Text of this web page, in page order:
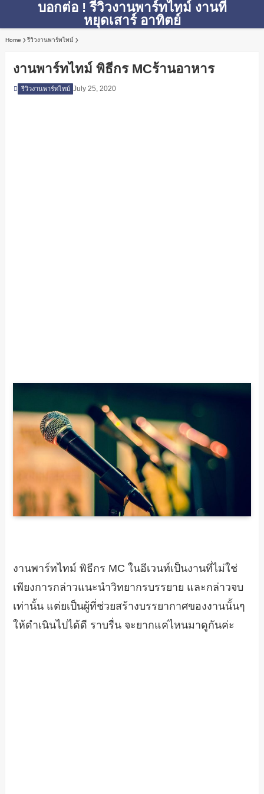
บอกต่อ ! รีวิวงานพาร์ทไทม์ งานที่
หยุดเสาร์ อาทิตย์
Home รีวิวงานพาร์ทไทม์
งานพาร์ทไทม์ พิธีกร MCร้านอาหาร
รีวิวงานพาร์ทไทม์ July 25, 2020
งานพาร์ทไทม์ พิธีกร MC ในอีเวนท์เป็นงานที่ไม่ใช่
เพียงการกล่าวแนะนำวิทยากรบรรยาย และกล่าวจบ
เท่านั้น แต่ยเป็นผู้ที่ช่วยสร้างบรรยากาศของงานนั้นๆ
ให้ดำเนินไปได้ดี ราบรื่น จะยากแค่ไหนมาดูกันค่ะ